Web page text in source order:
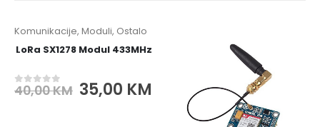
-13%
Komunikacije, Moduli, Ostalo
LoRa SX1278 Modul 433MHz
0out of 5
40,00KM Original
35,00 KM Current
price